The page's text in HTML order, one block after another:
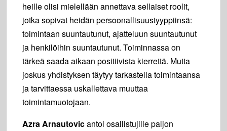
heille olisi mielellään annettava sellaiset roolit,
jotka sopivat heidän persoonallisuustyyppiinsä:
toimintaan suuntautunut, ajatteluun suuntautunut
ja henkilöihin suuntautunut. Toiminnassa on
tärkeä saada aikaan positiivista kierrettä. Mutta
joskus yhdistyksen täytyy tarkastella toimintaansa
ja tarvittaessa uskallettava muuttaa
toimintamuotojaan.
Azra Arnautovicantoi osallistujille paljon